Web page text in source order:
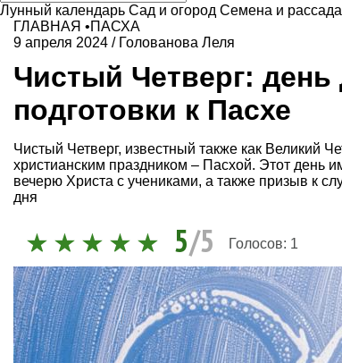
Лунный календарь Сад и огород Семена и рассада
ГЛАВНАЯ •ПАСХА
9 апреля 2024 / Голованова Леля
Чистый Четверг:
подготовки к Пасхе
Чистый Четверг, известный также как Великий
христианским праздником – Пасхой. Этот день
вечерю Христа с учениками, а также призыв к
дня
5/5 Голосов: 1